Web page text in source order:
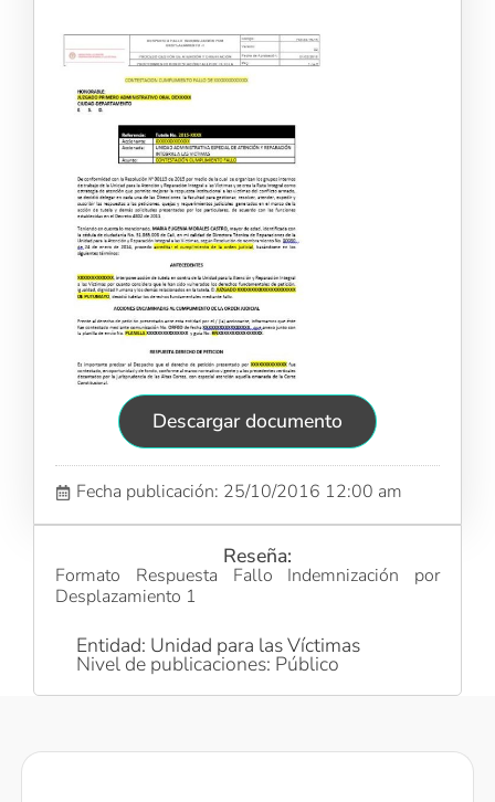
Descargar documento
Fecha publicación: 25/10/2016 12:00 am
Reseña:
Formato Respuesta Fallo Indemnización por
Desplazamiento 1
Entidad: Unidad para las Víctimas
Nivel de publicaciones: Público